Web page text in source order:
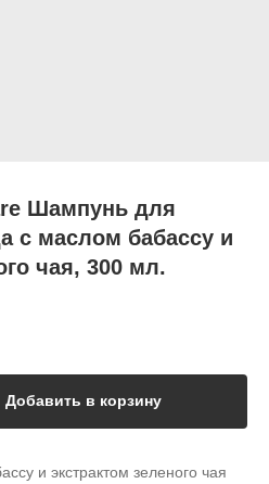
Шампунь для
с маслом бабассу и
чая, 300 мл.
Добавить в корзину
и экстрактом зеленого чая